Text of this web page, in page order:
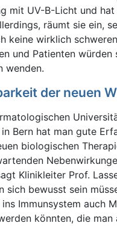
mit UV-B-Licht und
räumt sie ein,
keine wirklich
und Patienten
wenden.
der neuen
Bern hat man gute
biologischen
Klinikleiter Prof.
sich bewusst sein
Immunsystem auch
könnten, die man